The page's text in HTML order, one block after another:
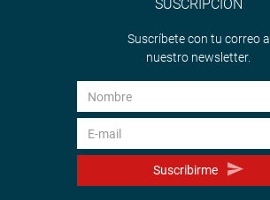
SUSCRIPCIÓN
Suscríbete con tu correo a
nuestro newsletter.
Suscribirme